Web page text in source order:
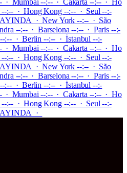
· Mumbai --:-- · Cakarta --:-- · Ho
:-- · Hong Kong --:-- · Seul --:-
·New York --:-- · São
--:-- · Barselona --:-- · Paris --:-
:-- · Berlin --:-- · İstanbul --:-
· Mumbai --:-- · Cakarta --:-- · Ho
:-- · Hong Kong --:-- · Seul --:-
·New York --:-- · São
--:-- · Barselona --:-- · Paris --:-
:-- · Berlin --:-- · İstanbul --:-
· Mumbai --:-- · Cakarta --:-- · Ho
:-- · Hong Kong --:-- · Seul --:-
·